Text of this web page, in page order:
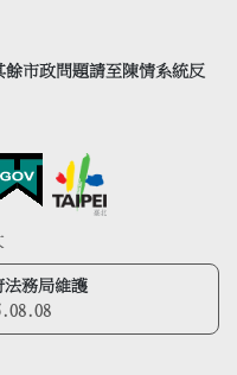
市政問題請至陳情系統反
法務局維護